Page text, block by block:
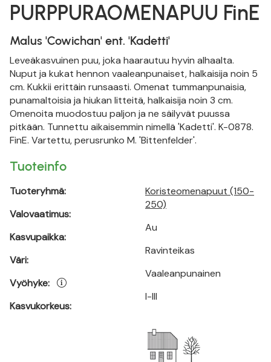
PURPPURAOMENAPUU FinE
Malus 'Cowichan' ent. 'Kadetti'
Leveäkasvuinen puu, joka haarautuu hyvin alhaalta.
Nuput ja kukat hennon vaaleanpunaiset, halkaisija noin 5
cm. Kukkii erittäin runsaasti. Omenat tummanpunaisia,
punamaltoisia ja hiukan litteitä, halkaisija noin 3 cm.
Omenoita muodostuu paljon ja ne säilyvät puussa
pitkään. Tunnettu aikaisemmin nimellä 'Kadetti'. K-0878.
FinE. Vartettu, perusrunko M. 'Bittenfelder'.
Tuoteinfo
Tuoteryhmä:
Valovaatimus:
Kasvupaikka:
Väri:
Vyöhyke:
Kasvukorkeus:
Koristeomenapuut (150-
250)
Au
Ravinteikas
Vaaleanpunainen
I-III